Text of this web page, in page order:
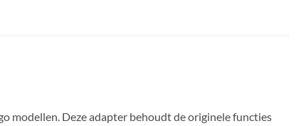
modellen. Deze adapter behoudt de originele functies